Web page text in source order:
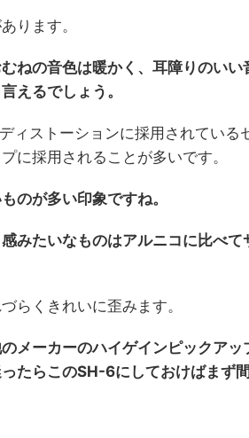
ります。
ねの音色は暖かく、耳障りのい
えるでしょう。
ィストーションに採用されている
に採用されることが多いです。
のが多い印象ですね。
みたいなものはアルニコに比べて
らくきれいに歪みます。
メーカーのハイゲインピックア
たらこのSH-6にしておけばまず